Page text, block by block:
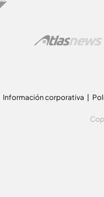
Información corporativa